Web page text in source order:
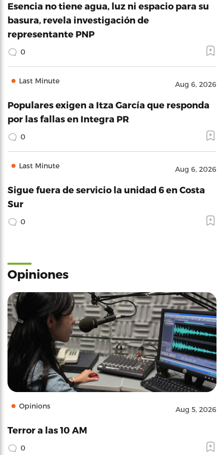
Esencia no tiene agua, luz ni espacio para su
basura, revela investigación de
representante PNP
0
Last Minute Aug 6, 2026
Populares exigen a Itza García que responda
por las fallas en Integra PR
0
Last Minute Aug 6, 2026
Sigue fuera de servicio la unidad 6 en Costa
Sur
0
Opiniones
Opinions Aug 5, 2026
Terror a las 10 AM
0